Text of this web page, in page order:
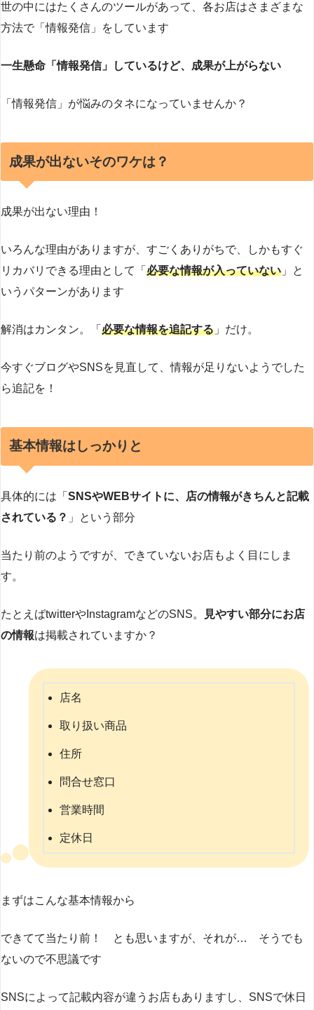
世の中にはたくさんのツールがあって、各お店はさまざまな
方法で「情報発信」をしています
一生懸命「情報発信」しているけど、成果が上がらない
「情報発信」が悩みのタネになっていませんか？
成果が出ないそのワケは？
成果が出ない理由！
いろんな理由がありますが、すごくありがちで、しかもすぐ
リカバリできる理由として「 必要な情報が入っていない 」と
いうパターンがあります
解消はカンタン。「 必要な情報を追記する 」だけ。
今すぐブログやSNSを見直して、情報が足りないようでした
ら追記を！
基本情報はしっかりと
具体的には「 SNSやWEBサイトに、店の情報がきちんと記載
されている？ 」という部分
当たり前のようですが、できていないお店もよく目にしま
す。
たとえばtwitterやInstagramなどのSNS。
見やすい部分にお店
の情報は掲載されていますか？
店名
取り扱い商品
住所
問合せ窓口
営業時間
定休日
まずはこんな基本情報から
できてて当たり前！ とも思いますが、それが… そうでも
ないので不思議です
SNSによって記載内容が違うお店もありますし、SNSで休日